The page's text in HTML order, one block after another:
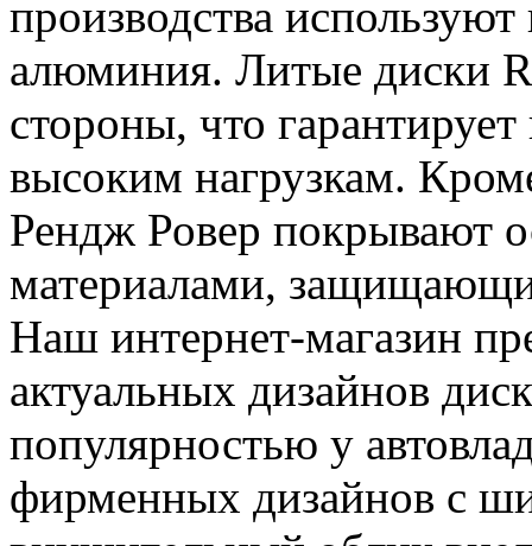
производства
алюминия. Литые диски
стороны, что
высоким нагрузкам.
Рендж Ровер покрывают
материалами,
Наш интернет-магазин
актуальных дизайнов
популярностью у
фирменных дизайнов с